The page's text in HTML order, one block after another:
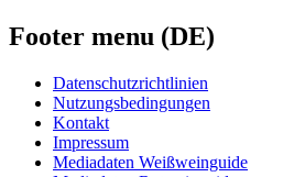
Footer menu (DE)
Datenschutzrichtlinien
Nutzungsbedingungen
Kontakt
Impressum
Mediadaten Weißweinguide